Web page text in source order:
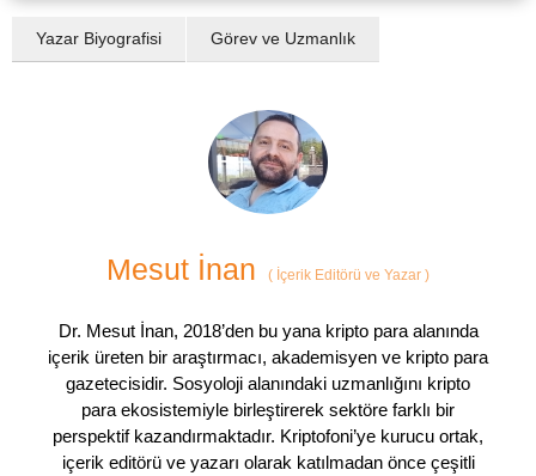
Yazar Biyografisi Görev ve Uzmanlık
Mesut İnan ( İçerik Editörü ve Yazar )
Dr. Mesut İnan, 2018’den bu yana kripto para alanında
içerik üreten bir araştırmacı, akademisyen ve kripto para
gazetecisidir. Sosyoloji alanındaki uzmanlığını kripto
para ekosistemiyle birleştirerek sektöre farklı bir
perspektif kazandırmaktadır. Kriptofoni’ye kurucu ortak,
içerik editörü ve yazarı olarak katılmadan önce çeşitli